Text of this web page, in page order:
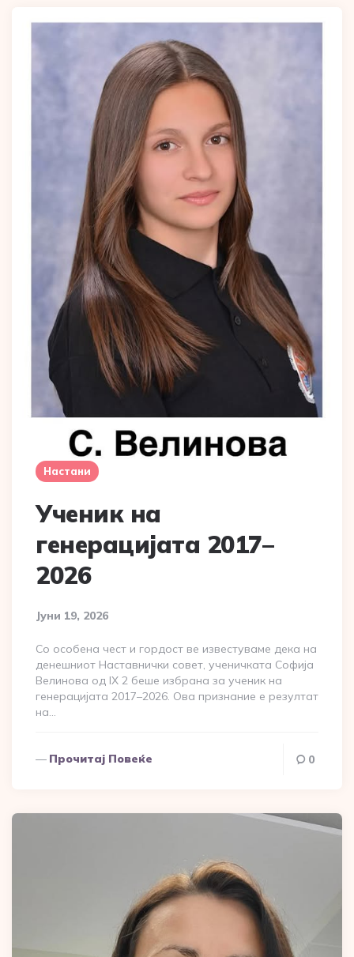
Настани
Ученик на
генерацијата 2017–
2026
Јуни 19, 2026
Со особена чест и гордост ве известуваме дека на
денешниот Наставнички совет, ученичката Софија
Велинова од IX 2 беше избрана за ученик на
генерацијата 2017–2026. Ова признание е резултат
на…
Прочитај Повеќе 0